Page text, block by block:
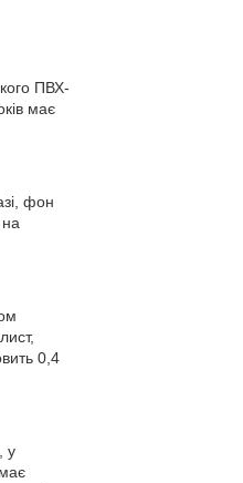
ПВХ-
має
фон
на
0,4
у